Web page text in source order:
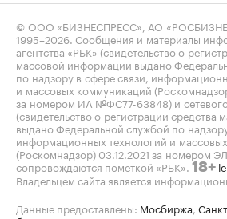
© ООО «БИЗНЕСПРЕСС», АО
1995–2026 . Сообщения и материалы
агентства «РБК» (свидетельство о
массовой информации выдано
по надзору в сфере связи,
и массовых коммуникаций
за номером ИА №ФС77-63848) и
(свидетельство о регистрации
выдано Федеральной службой по
информационных технологий и
(Роскомнадзор) 03.12.2021 за номером
сопровождаются пометкой «РБК». 18+
Владельцем сайта является
Данные предоставлены: Мосбиржа